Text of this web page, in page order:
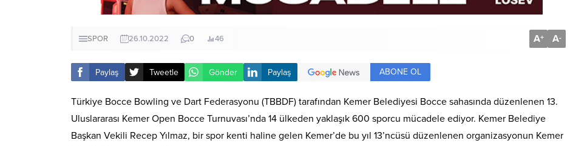
SPOR 26.10.2022 0 46 A+ A-
Paylaş Tweetle Gönder Paylaş ABONE OL
Türkiye Bocce Bowling ve Dart Federasyonu (TBBDF) tarafından Kemer Belediyesi Bocce sahasında düzenlenen 13.
Uluslararası Kemer Open Bocce Turnuvası’nda 14 ülkeden yaklaşık 600 sporcu mücadele ediyor. Kemer Belediye
Başkan Vekili Recep Yılmaz, bir spor kenti haline gelen Kemer’de bu yıl 13’ncüsü düzenlenen organizasyonun Kemer